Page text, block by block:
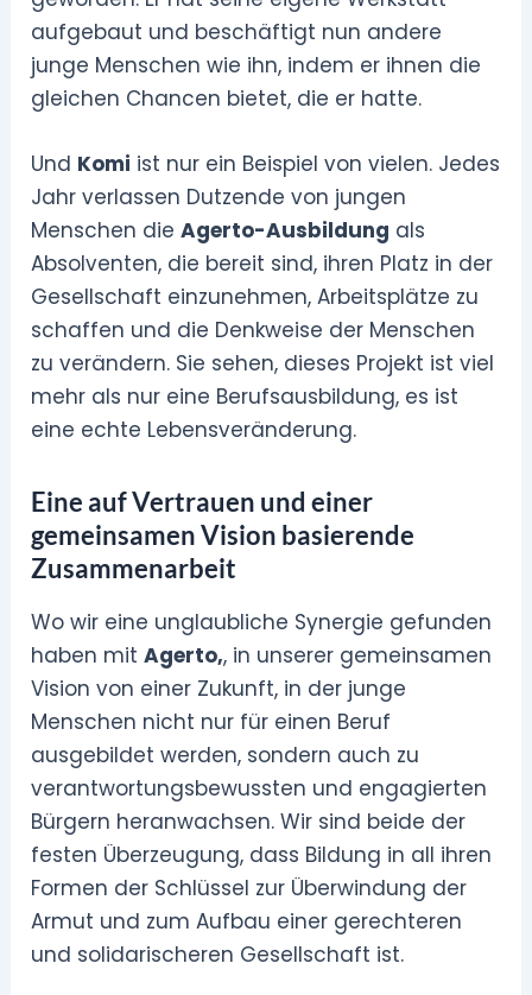
aufgebaut und beschäftigt nun andere
junge Menschen wie ihn, indem er ihnen die
gleichen Chancen bietet, die er hatte.
Und Komi ist nur ein Beispiel von vielen. Jedes
Jahr verlassen Dutzende von jungen
Menschen dieAgerto-Ausbildung als
Absolventen, die bereit sind, ihren Platz in der
Gesellschaft einzunehmen, Arbeitsplätze zu
schaffen und die Denkweise der Menschen
zu verändern. Sie sehen, dieses Projekt ist viel
mehr als nur eine Berufsausbildung, es ist
eine echte Lebensveränderung.
Eine auf Vertrauen und einer
gemeinsamen Vision basierende
Zusammenarbeit
Wo wir eine unglaubliche Synergie gefunden
haben mitAgerto,, in unserer gemeinsamen
Vision von einer Zukunft, in der junge
Menschen nicht nur für einen Beruf
ausgebildet werden, sondern auch zu
verantwortungsbewussten und engagierten
Bürgern heranwachsen. Wir sind beide der
festen Überzeugung, dass Bildung in all ihren
Formen der Schlüssel zur Überwindung der
Armut und zum Aufbau einer gerechteren
und solidarischeren Gesellschaft ist.